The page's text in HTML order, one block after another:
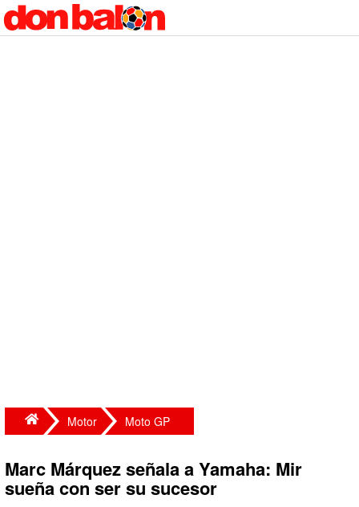
Motor Moto GP
Marc Márquez señala a Yamaha: Mir
sueña con ser su sucesor